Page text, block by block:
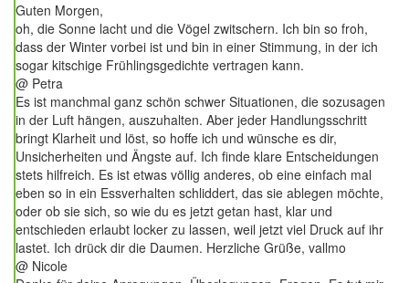
Guten Morgen,
oh, die Sonne lacht und die Vögel zwitschern. Ich bin so froh,
dass der Winter vorbei ist und bin in einer Stimmung, in der ich
sogar kitschige Frühlingsgedichte vertragen kann.
@ Petra
Es ist manchmal ganz schön schwer Situationen, die sozusagen
in der Luft hängen, auszuhalten. Aber jeder Handlungsschritt
bringt Klarheit und löst, so hoffe ich und wünsche es dir,
Unsicherheiten und Ängste auf. Ich finde klare Entscheidungen
stets hilfreich. Es ist etwas völlig anderes, ob eine einfach mal
eben so in ein Essverhalten schliddert, das sie ablegen möchte,
oder ob sie sich, so wie du es jetzt getan hast, klar und
entschieden erlaubt locker zu lassen, weil jetzt viel Druck auf ihr
lastet. Ich drück dir die Daumen. Herzliche Grüße, vallmo
@ Nicole